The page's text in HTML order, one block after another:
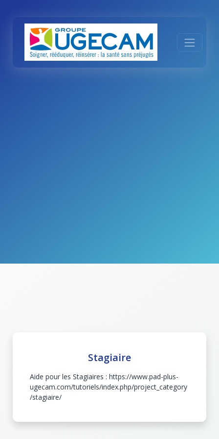
Stagiaire
Aide pour les Stagiaires : https://www.pad-plus-
ugecam.com/tutoriels/index.php/project_category
/stagiaire/